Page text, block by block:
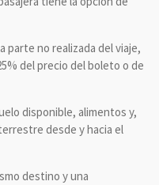
parte no realizada del viaje,
del precio del boleto o de
disponible, alimentos y,
desde y hacia el
destino y una